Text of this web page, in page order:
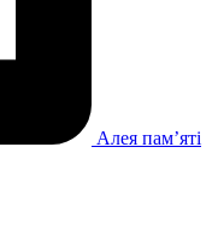
Алея памʼяті